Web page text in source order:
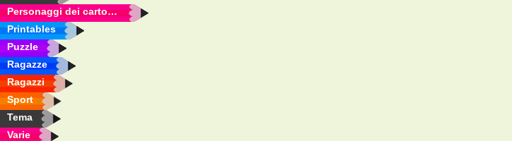
Personaggi dei cartoni animati
Printables
Puzzle
Ragazze
Ragazzi
Sport
Tema
Varie